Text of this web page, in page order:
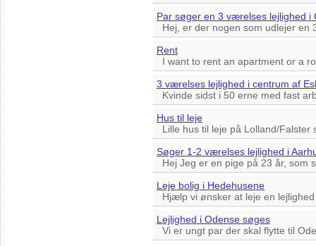
Par søger en 3 værelses lejlighed i
Hej, er der nogen som udlejer en
Rent
I want to rent an apartment or a
3 værelses lejlighed i centrum af
Kvinde sidst i 50 erne med fast
Hus til leje
Lille hus til leje på Lolland/Falster
Søger 1-2 værelses lejlighed i
Hej Jeg er en pige på 23 år, som
Leje bolig i Hedehusene
Hjælp vi ønsker at leje en
Lejlighed i Odense søges
Vi er ungt par der skal flytte til